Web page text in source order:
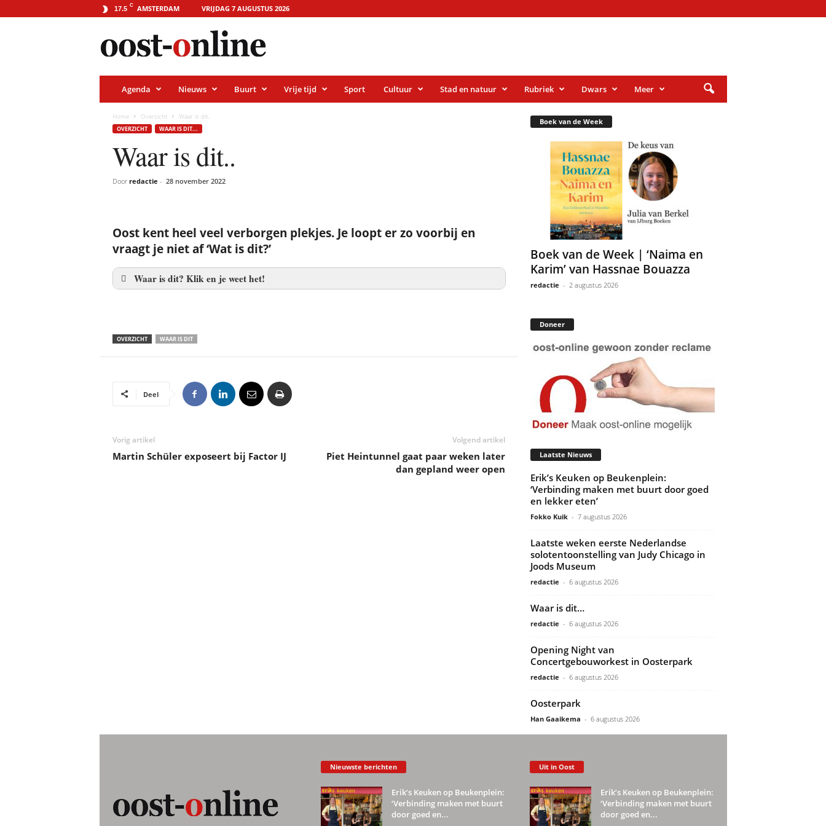
17.5 C AMSTERDAM VRIJDAG 7 AUGUSTUS 2026
o
o
-
o
l
e
Agenda Nieuws Buurt Vrije tijd Sport Cultuur Stad en natuur Rubriek Dwars Meer
Home Overzicht Waar is dit..
OVERZICHT WAAR IS DIT...
Waar is dit..
Door redactie - 28 november 2022
Oost kent heel veel verborgen plekjes. Je loopt er zo voorbij en
vraagt je niet af ‘Wat is dit?’
Waar is dit? Klik en je weet het!
OVERZICHT WAAR IS DIT
Deel
Vorig artikel
Martin Schüler exposeert bij Factor IJ
Volgend artikel
Piet Heintunnel gaat paar weken later
dan gepland weer open
Boek van de Week
Boek van de Week | ‘Naima en
Karim’ van Hassnae Bouazza
redactie - 2 augustus 2026
Doneer
Laatste Nieuws
Erik’s Keuken op Beukenplein:
‘Verbinding maken met buurt door goed
en lekker eten’
Fokko Kuik - 7 augustus 2026
Laatste weken eerste Nederlandse
solotentoonstelling van Judy Chicago in
Joods Museum
redactie - 6 augustus 2026
Waar is dit…
redactie - 6 augustus 2026
Opening Night van
Concertgebouworkest in Oosterpark
redactie - 6 augustus 2026
Oosterpark
Han Gaaikema - 6 augustus 2026
Nieuwste berichten
Erik’s Keuken op Beukenplein:
‘Verbinding maken met buurt
door goed en...
Uit in Oost
Erik’s Keuken op Beukenplein:
‘Verbinding maken met buurt
door goed en...